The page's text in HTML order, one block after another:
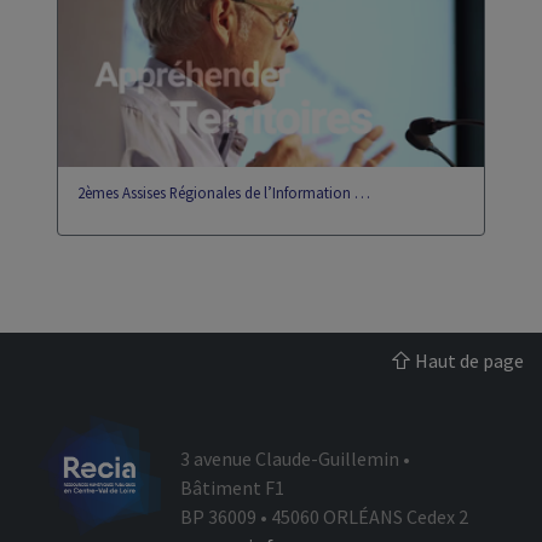
2èmes Assises Régionales de l’Information …
eportfolio
Haut de page
3 avenue Claude-Guillemin •
Bâtiment F1
BP 36009 • 45060 ORLÉANS Cedex 2